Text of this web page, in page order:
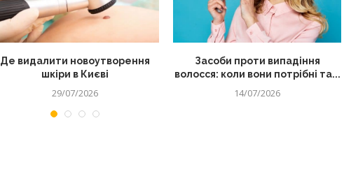
Де видалити новоутворення
шкіри в Києві
29/07/2026
Засоби проти випадіння
волосся: коли вони потрібні та...
14/07/2026